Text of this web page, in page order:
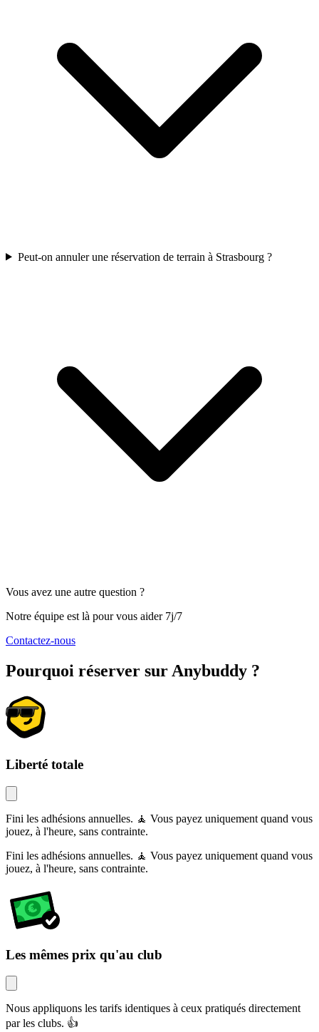
Peut-on annuler une réservation de terrain à Strasbourg ?
Vous avez une autre question ?
Notre équipe est là pour vous aider 7j/7
Contactez-nous
Pourquoi réserver sur Anybuddy ?
Liberté totale
Fini les adhésions annuelles. 🧘 Vous payez uniquement quand vous
jouez, à l'heure, sans contrainte.
Fini les adhésions annuelles. 🧘 Vous payez uniquement quand vous
jouez, à l'heure, sans contrainte.
Les mêmes prix qu'au club
Nous appliquons les tarifs identiques à ceux pratiqués directement
par les clubs. 👍